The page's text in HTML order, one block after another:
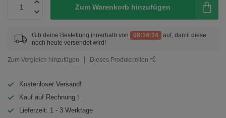
Zum Warenkorb hinzufügen
Gib deine Bestellung innerhalb von 08:14:14
auf, damit diese
noch heute versendet wird!
Zum Vergleich hinzufügen Dieses Produkt teilen
Kostenloser Versand!
Kauf auf Rechnung !
Lieferzeit: 1 - 3 Werktage